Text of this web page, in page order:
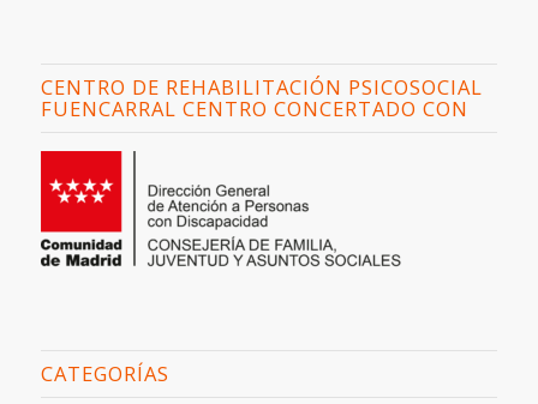
CENTRO DE REHABILITACIÓN PSICOSOCIAL
FUENCARRAL CENTRO CONCERTADO CON
CATEGORÍAS